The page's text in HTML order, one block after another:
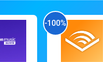
-100%